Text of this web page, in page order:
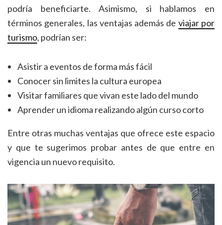
podría beneficiarte. Asimismo, si hablamos en
términos generales, las ventajas además de viajar por
turismo, podrían ser:
Asistir a eventos de forma más fácil
Conocer sin limites la cultura europea
Visitar familiares que vivan este lado del mundo
Aprender un idioma realizando algún curso corto
Entre otras muchas ventajas que ofrece este espacio
y que te sugerimos probar antes de que entre en
vigencia un nuevo requisito.